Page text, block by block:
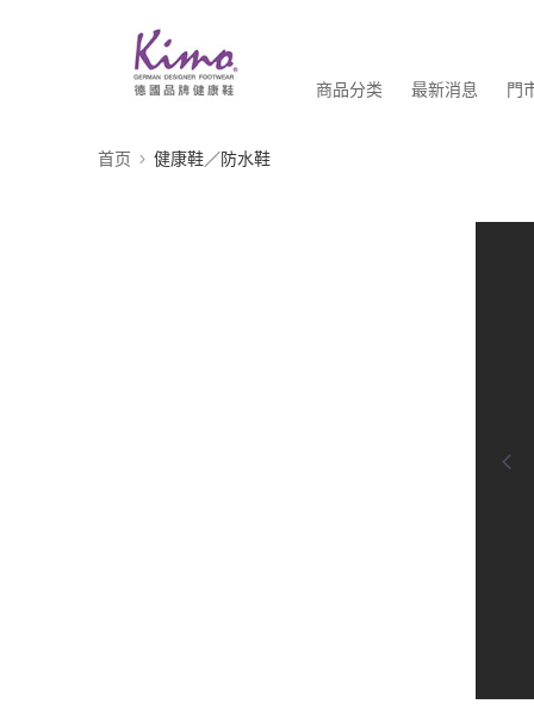
商品分类 最新消息 門
首页 健康鞋／防水鞋